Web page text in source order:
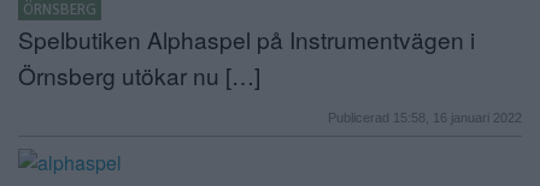
ÖRNSBERG
Spelbutiken Alphaspel på Instrumentvägen i
Örnsberg utökar nu […]
Publicerad 15:58, 16 januari 2022